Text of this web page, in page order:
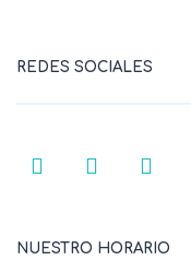
REDES SOCIALES
NUESTRO HORARIO